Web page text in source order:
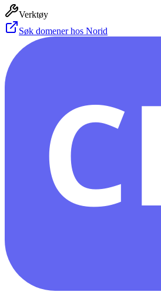
Verktøy
Søk domener hos Norid